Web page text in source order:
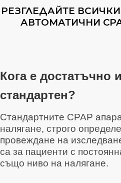
РЕЗГЛЕДАЙТЕ
АВТОМАТИЧНИ
Кога е достатъчно
стандартен?
Стандартните CPAP
налягане, строго
провеждане на
са за пациенти с
също ниво на налягане.